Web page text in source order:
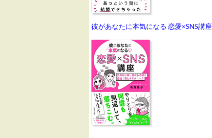
彼があなたに本気になる 恋愛×SNS講座